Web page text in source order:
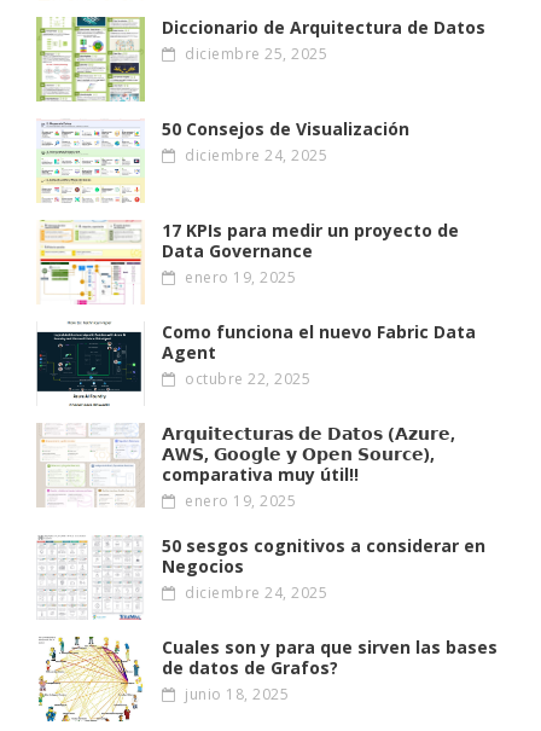
Diccionario de Arquitectura de Datos
diciembre 25, 2025
50 Consejos de Visualización
diciembre 24, 2025
17 KPIs para medir un proyecto de
Data Governance
enero 19, 2025
Como funciona el nuevo Fabric Data
Agent
octubre 22, 2025
𝗔𝗿𝗾𝘂𝗶𝘁𝗲𝗰𝘁𝘂𝗿𝗮𝘀 𝗱𝗲 𝗗𝗮𝘁𝗼𝘀 (𝗔𝘇𝘂𝗿𝗲,
𝗔W𝗦, 𝗚𝗼𝗼𝗴𝗹𝗲 𝘆 𝗢𝗽𝗲𝗻 𝗦𝗼𝘂𝗿𝗰𝗲),
comparativa muy útil!!
enero 19, 2025
50 sesgos cognitivos a considerar en
Negocios
diciembre 24, 2025
Cuales son y para que sirven las bases
de datos de Grafos?
junio 18, 2025